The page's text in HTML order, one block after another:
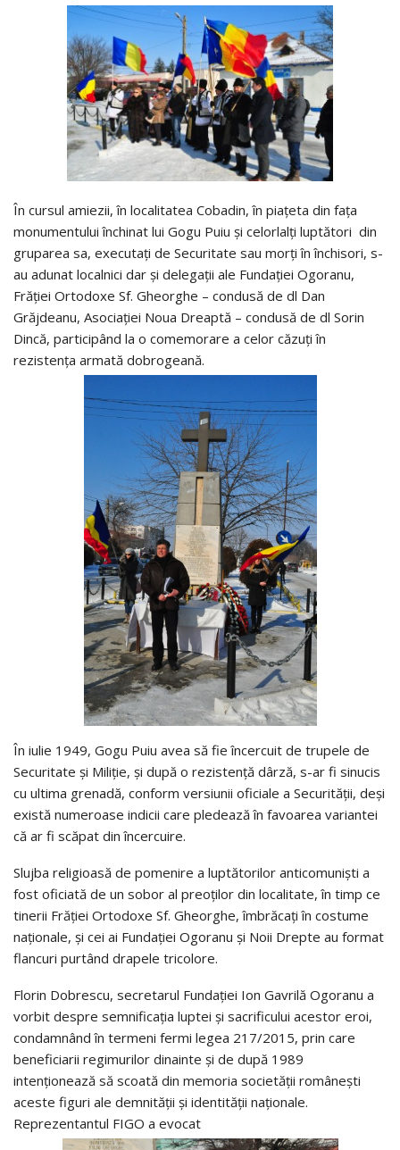
În cursul amiezii, în localitatea Cobadin, în piaţeta din faţa
monumentului închinat lui Gogu Puiu şi celorlalţi luptători din
gruparea sa, executaţi de Securitate sau morţi în închisori, s-
au adunat localnici dar şi delegaţii ale Fundaţiei Ogoranu,
Frăţiei Ortodoxe Sf. Gheorghe – condusă de dl Dan
Grăjdeanu, Asociaţiei Noua Dreaptă – condusă de dl Sorin
Dincă, participând la o comemorare a celor căzuţi în
rezistenţa armată dobrogeană.
În iulie 1949, Gogu Puiu avea să fie încercuit de trupele de
Securitate şi Miliţie, şi după o rezistenţă dârză, s-ar fi sinucis
cu ultima grenadă, conform versiunii oficiale a Securităţii, deşi
există numeroase indicii care pledează în favoarea variantei
că ar fi scăpat din încercuire.
Slujba religioasă de pomenire a luptătorilor anticomunişti a
fost oficiată de un sobor al preoţilor din localitate, în timp ce
tinerii Frăţiei Ortodoxe Sf. Gheorghe, îmbrăcaţi în costume
naţionale, şi cei ai Fundaţiei Ogoranu şi Noii Drepte au format
flancuri purtând drapele tricolore.
Florin Dobrescu, secretarul Fundaţiei Ion Gavrilă Ogoranu a
vorbit despre semnificaţia luptei şi sacrificului acestor eroi,
condamnând în termeni fermi legea 217/2015, prin care
beneficiarii regimurilor dinainte şi de după 1989
intenţionează să scoată din memoria societăţii româneşti
aceste figuri ale demnităţii şi identităţii naţionale.
Reprezentantul FIGO a evocat